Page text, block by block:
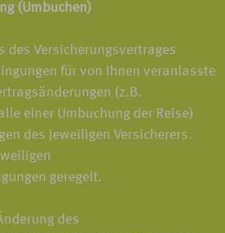
(Umbuchen)
des Versicherungsvertrages
für von Ihnen veranlasste
(z.B.
einer Umbuchung der Reise)
des jeweiligen Versicherers.
geregelt.
des